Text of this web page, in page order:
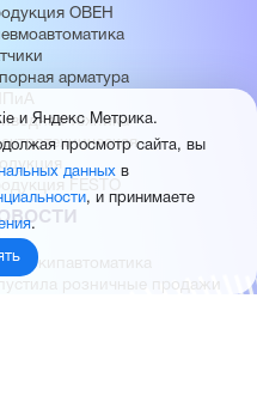
ОВЕН
арматура
техника
FESTO
розничные продажи
и Яндекс Метрика.
просмотр сайта, вы
данных в
, и принимаете
.